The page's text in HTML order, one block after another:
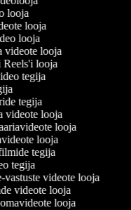
looja
looja
looja
videote looja
Reels'i looja
tegija
tegija
videote looja
looja
looja
tegija
tegija
vastuste videote looja
videote looja
looja